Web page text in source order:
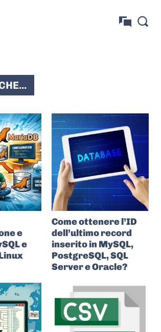
e
e
Come ottenere l’ID
dell’ultimo record
inserito in MySQL,
PostgreSQL, SQL
Server e Oracle?